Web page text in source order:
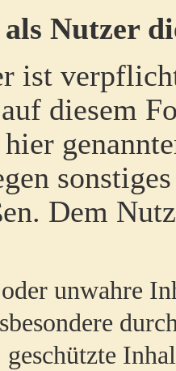
Nutzer
ist
diesem
Dem
unwahre